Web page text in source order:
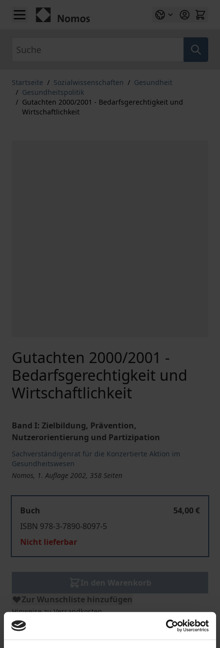
Zum Inhalt springen
Startseite / Sozialwissenschaften / Gesundheit
/ Gesundheitspolitik
/ Gutachten 2000/2001 - Bedarfsgerechtigkeit und
Wirtschaftlichkeit
Gutachten 2000/2001 -
Bedarfsgerechtigkeit und
Wirtschaftlichkeit
Band I: Zielbildung, Prävention,
Nutzerorientierung und Partizipation
Sachverständigenrat für die Konzertierte Aktion im
Gesundheitswesen
Nomos, 1. Auflage 2002, 358 Seiten
Buch
54,00 €
ISBN 978-3-7890-8097-5
Nicht lieferbar
Zur Wunschliste hinzufügen
Hinweise zu Versandkosten